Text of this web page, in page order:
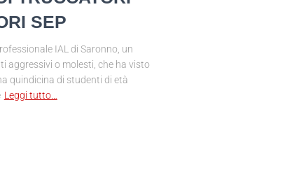
SEP
IAL di Saronno, un
aggressivi o molesti, che ha visto
quindicina di studenti di età
Leggi tutto…